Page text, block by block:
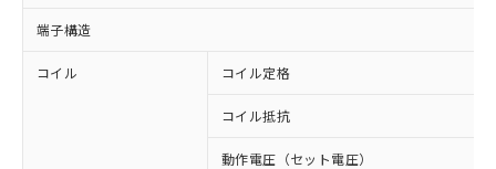
端子構造
コイル コイル定格
コイル抵抗
動作電圧（セット電圧）